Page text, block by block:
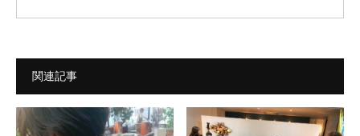
関連記事